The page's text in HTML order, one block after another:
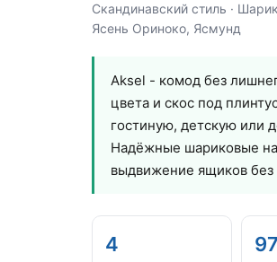
Скандинавский стиль ·
Ясень Ориноко, Ясмунд
Aksel - комод без
цвета и скос под
гостиную, детскую или
Надёжные шариковые
выдвижение ящиков без
4